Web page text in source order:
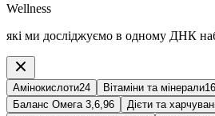
Wellness
які ми досліджуємо в одному ДНК
Амінокислоти24 Вітаміни та мінерали16
Баланс Омега 3,6,96 Дієти та